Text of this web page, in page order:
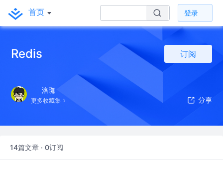
首页 登录
Redis 订阅
洛珈
更多收藏集
14篇文章 · 0订阅